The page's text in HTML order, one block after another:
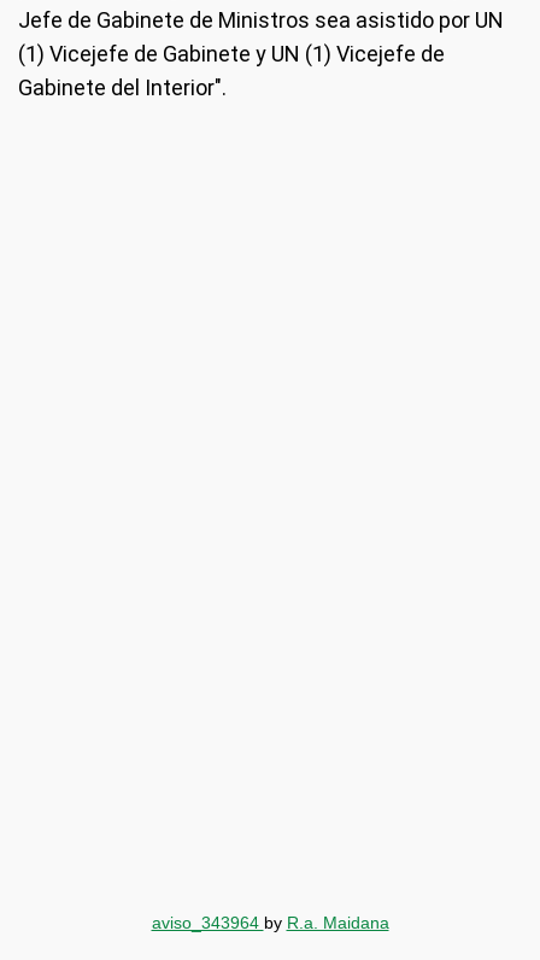
Jefe de Gabinete de Ministros sea asistido por UN
(1) Vicejefe de Gabinete y UN (1) Vicejefe de
Gabinete del Interior".
aviso_343964 by R.a. Maidana